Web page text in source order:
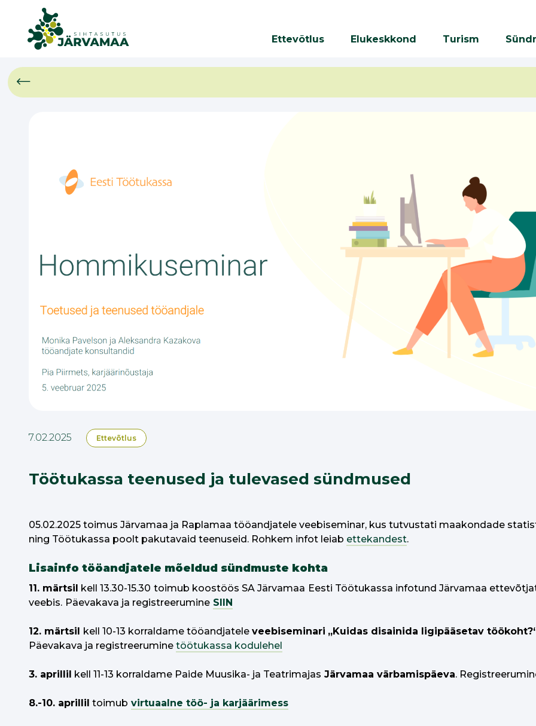
Ettevõtlus Elukeskkond Turism
7.02.2025 Ettevõtlus
Töötukassa teenused ja tulevased sündmused
05.02.2025 toimus Järvamaa ja Raplamaa tööandjatele veebiseminar, kus tutvustati maakondade
ning Töötukassa poolt pakutavaid teenuseid. Rohkem infot leiab ettekandest.
Lisainfo tööandjatele mõeldud sündmuste kohta
11. märtsil kell 13.30-15.30 toimub koostöös SA Järvamaa Eesti Töötukassa infotund Järvamaa
veebis. Päevakava ja registreerumine SIIN
12. märtsil kell 10-13 korraldame tööandjatele veebiseminari „Kuidas disainida ligipääsetav
Päevakava ja registreerumine töötukassa kodulehel
3. aprillil kell 11-13 korraldame Paide Muusika- ja Teatrimajas Järvamaa värbamispäeva.
8.-10. aprillil toimub virtuaalne töö- ja karjäärimess